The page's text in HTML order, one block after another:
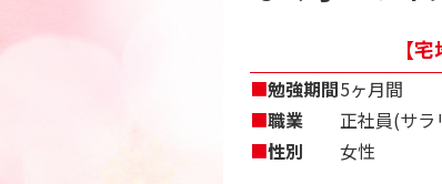
【
■勉強期間5ヶ月間
■職業
正社員(サラ
■性別 女性